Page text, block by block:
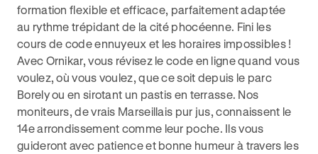
formation flexible et efficace, parfaitement adaptée
au rythme trépidant de la cité phocéenne. Fini les
cours de code ennuyeux et les horaires impossibles !
Avec Ornikar, vous révisez le code en ligne quand vous
voulez, où vous voulez, que ce soit depuis le parc
Borely ou en sirotant un pastis en terrasse. Nos
moniteurs, de vrais Marseillais pur jus, connaissent le
14e arrondissement comme leur poche. Ils vous
guideront avec patience et bonne humeur à travers les